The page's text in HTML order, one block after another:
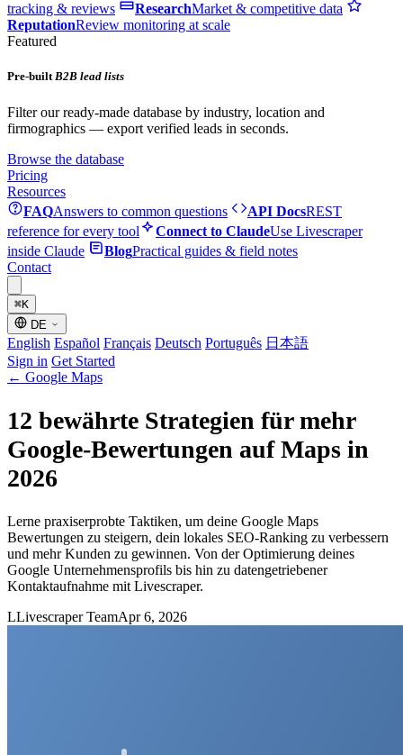
tracking & reviews
ResearchMarket & competitive data
ReputationReview monitoring at scale
Featured
Pre-builtB2B lead lists
Filter our ready-made database by industry, location and
firmographics — export verified leads in seconds.
Browse the database
Pricing
Resources
FAQAnswers to common questions API DocsREST
reference for every tool
Connect to ClaudeUse Livescraper
inside Claude
BlogPractical guides & field notes
Contact
⌘K
DE
English Español Français Deutsch Português 日本語
Sign in Get Started
← Google Maps
12 bewährte Strategien für mehr
Google-Bewertungen auf Maps in
2026
Lerne praxiserprobte Taktiken, um deine Google Maps
Bewertungen zu steigern, dein lokales SEO-Ranking zu verbessern
und mehr Kunden zu gewinnen. Von der Optimierung deines
Google Unternehmensprofils bis hin zu datengetriebener
Kontaktaufnahme mit Livescraper.
LLivescraper TeamApr 6, 2026